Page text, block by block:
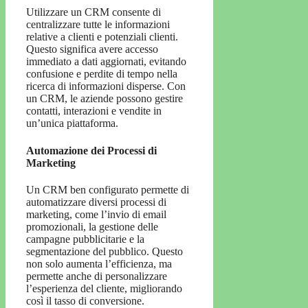
Utilizzare un CRM consente di
centralizzare tutte le informazioni
relative a clienti e potenziali clienti.
Questo significa avere accesso
immediato a dati aggiornati, evitando
confusione e perdite di tempo nella
ricerca di informazioni disperse. Con
un CRM, le aziende possono gestire
contatti, interazioni e vendite in
un’unica piattaforma.
Automazione dei Processi di
Marketing
Un CRM ben configurato permette di
automatizzare diversi processi di
marketing, come l’invio di email
promozionali, la gestione delle
campagne pubblicitarie e la
segmentazione del pubblico. Questo
non solo aumenta l’efficienza, ma
permette anche di personalizzare
l’esperienza del cliente, migliorando
così il tasso di conversione.